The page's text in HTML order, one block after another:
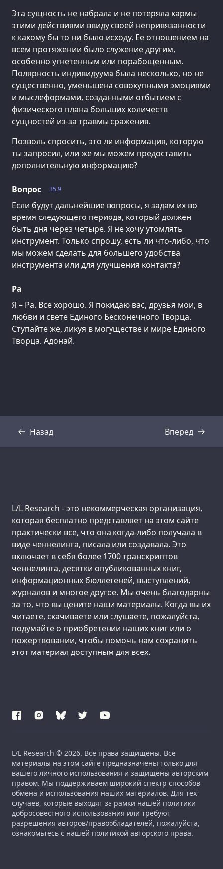
Эта сущность не набрала и не потеряла кармы
этими действиями ввиду своей непривязанности
к какому бы то ни было исходу. Ее отношением на
всем протяжении было служение другим,
особенно угнетенным или порабощенным.
Полярность индивидуума была несколько, но не
существенно, уменьшена совокупными эмоциями
и мыслеформами, созданными отбытием с
физического плана больших количеств
сущностей из-за травмы сражения.
Позволь спросить, это ли информация, которую
ты запросил, или же мы можем предоставить
дополнительную информацию?
35.9
Вопрос
Если будут дальнейшие вопросы, я задам их во
время следующего периода, который должен
быть дня через четыре. Я не хочу утомлять
инструмент. Только спрошу, есть ли что-либо, что
мы можем сделать для большего удобства
инструмента или для улучшения контакта?
Ра
Я – Ра. Все хорошо. Я покидаю вас, друзья мои, в
любви и свете Единого Бесконечного Творца.
Ступайте же, ликуя в могуществе и мире Единого
Творца. Адонай.
Назад
Стенограмма Вперед
Стенограмма
Support us:
L/L Research - это некоммерческая организация,
которая бесплатно представляет на этом сайте
практически все, что она когда-либо получала в
виде ченнелинга, писала или создавала. Это
включает в себя более 1700 транскриптов
ченнелинга, десятки опубликованных книг,
информационных бюллетеней, выступлений,
журналов и многое другое. Мы очень благодарны
за то, что вы цените наши материалы. Когда вы их
читаете, скачиваете или слушаете, пожалуйста,
подумайте о приобретении наших книг или о
пожертвовании, чтобы помочь нам сохранить
этот материал доступным для всех.
L/L Research © 2026. Все права защищены. Все
материалы на этом сайте предназначены только для
вашего личного использования и защищены авторским
правом. Мы поддерживаем широкий спектр способов
обмена и использования наших материалов. Для тех
случаев, которые выходят за рамки нашей политики
добросовестного использования или требуют
разрешения авторов/правообладателей, пожалуйста,
ознакомьтесь с нашей политикой авторского права.